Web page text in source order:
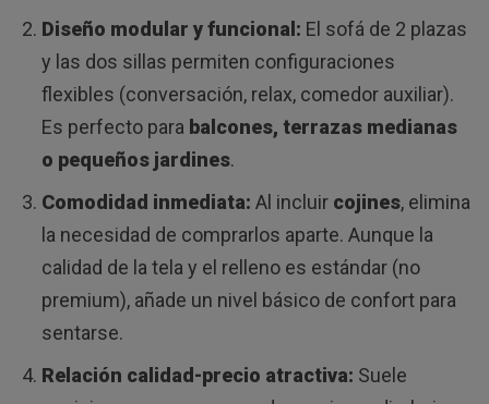
Diseño modular y funcional: El sofá de 2 plazas
y las dos sillas permiten configuraciones
flexibles (conversación, relax, comedor auxiliar).
Es perfecto para balcones, terrazas medianas
o pequeños jardines.
Comodidad inmediata: Al incluir cojines, elimina
la necesidad de comprarlos aparte. Aunque la
calidad de la tela y el relleno es estándar (no
premium), añade un nivel básico de confort para
sentarse.
Relación calidad-precio atractiva: Suele